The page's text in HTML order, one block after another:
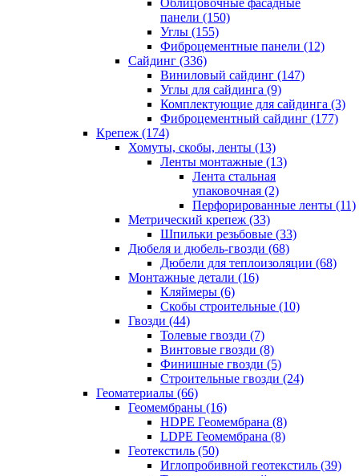
Облицовочные фасадные
панели (150)
Углы (155)
Фиброцементные панели (12)
Сайдинг (336)
Виниловый сайдинг (147)
Углы для сайдинга (9)
Комплектующие для сайдинга (3)
Фиброцементный сайдинг (177)
Крепеж (174)
Хомуты, скобы, ленты (13)
Ленты монтажные (13)
Лента стальная
упаковочная (2)
Перфорированные ленты (11)
Метрический крепеж (33)
Шпильки резьбовые (33)
Дюбеля и дюбель-гвозди (68)
Дюбели для теплоизоляции (68)
Монтажные детали (16)
Кляймеры (6)
Скобы строительные (10)
Гвозди (44)
Толевые гвозди (7)
Винтовые гвозди (8)
Финишные гвозди (5)
Строительные гвозди (24)
Геоматериалы (66)
Геомембраны (16)
HDPE Геомембрана (8)
LDPE Геомембрана (8)
Геотекстиль (50)
Иглопробивной геотекстиль (39)